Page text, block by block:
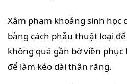
Xâm phạm khoảng sinh học
bằng cách phẫu thuật loại
không quá gần bờ viền
để làm kéo dài thân răng.